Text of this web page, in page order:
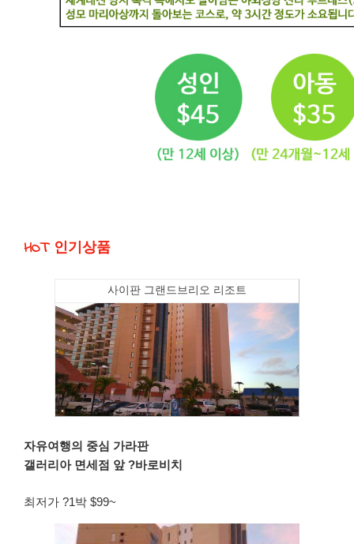
HOT 인기상품
사이판 그랜드브리오 리조트
자유여행의 중심 가라판
갤러리아 면세점 앞 ?바로비치
최저가 ?1박 $99~